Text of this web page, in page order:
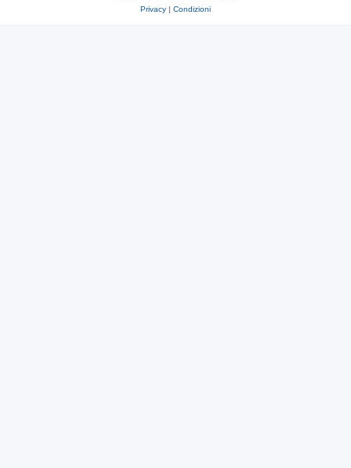
Privacy | Condizioni